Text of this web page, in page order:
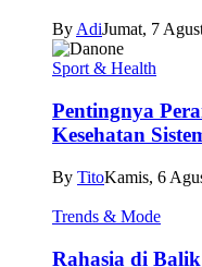
ByAdiJumat, 7
Sport & Health
Pentingnya
Kesehatan
By TitoKamis, 6
Trends & Mode
Rahasia di